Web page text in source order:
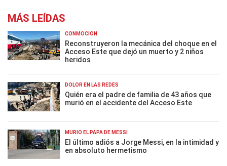
MÁS LEÍDAS
CONMOCIÓN
Reconstruyeron la mecánica del choque en el
Acceso Este que dejó un muerto y 2 niños
heridos
DOLOR EN LAS REDES
Quién era el padre de familia de 43 años que
murió en el accidente del Acceso Este
MURIÓ EL PAPÁ DE MESSI
El último adiós a Jorge Messi, en la intimidad y
en absoluto hermetismo